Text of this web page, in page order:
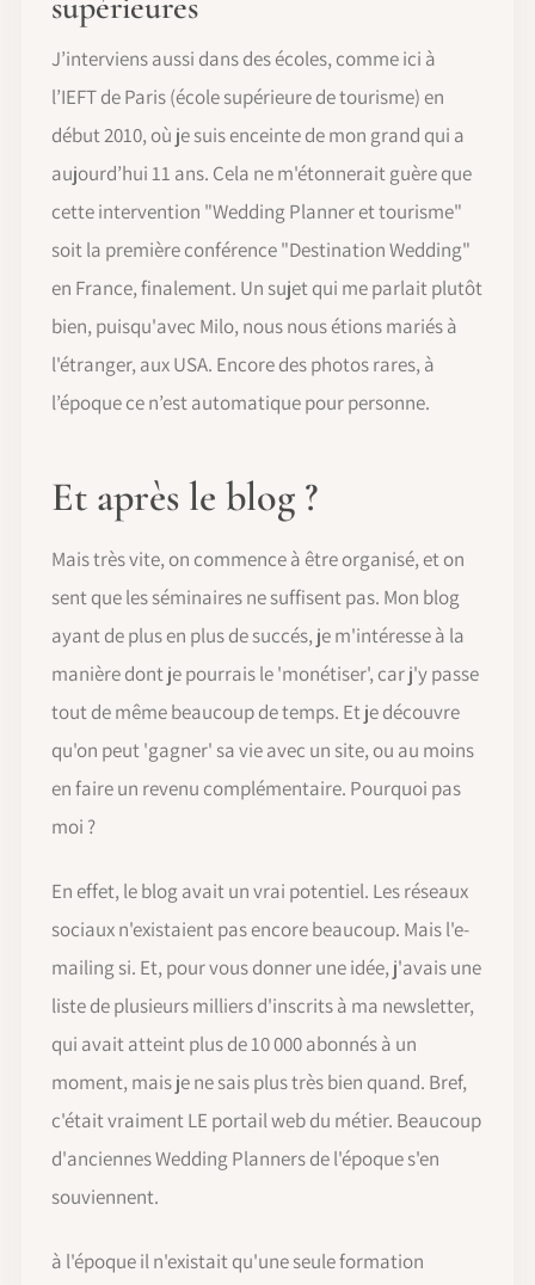
J’interviens aussi dans des écoles, comme ici à
l’IEFT de Paris (école supérieure de tourisme) en
début 2010, où je suis enceinte de mon grand qui a
aujourd’hui 11 ans. Cela ne m'étonnerait guère que
cette intervention "Wedding Planner et tourisme"
soit la première conférence "Destination Wedding"
en France, finalement. Un sujet qui me parlait plutôt
bien, puisqu'avec Milo, nous nous étions mariés à
l'étranger, aux USA. Encore des photos rares, à
l’époque ce n’est automatique pour personne.
Et après le blog ?
Mais très vite, on commence à être organisé, et on
sent que les séminaires ne suffisent pas. Mon blog
ayant de plus en plus de succés, je m'intéresse à la
manière dont je pourrais le 'monétiser', car j'y passe
tout de même beaucoup de temps. Et je découvre
qu'on peut 'gagner' sa vie avec un site, ou au moins
en faire un revenu complémentaire. Pourquoi pas
moi ?
En effet, le blog avait un vrai potentiel. Les réseaux
sociaux n'existaient pas encore beaucoup. Mais l'e-
mailing si. Et, pour vous donner une idée, j'avais une
liste de plusieurs milliers d'inscrits à ma newsletter,
qui avait atteint plus de 10 000 abonnés à un
moment, mais je ne sais plus très bien quand. Bref,
c'était vraiment LE portail web du métier. Beaucoup
d'anciennes Wedding Planners de l'époque s'en
souviennent.
à l'époque il n'existait qu'une seule formation